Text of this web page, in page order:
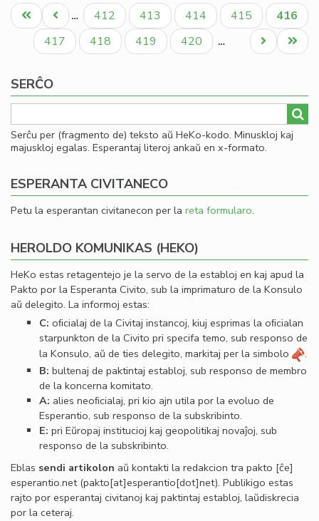
funebras
pri
Lee
Chong-
Pagination
Unua
paĝo
Antaŭa
paĝo
… Paĝo
412 Paĝo
413 Paĝo
414 Paĝo
415
Aktuala
paĝo
416
Paĝo
417 Paĝo
418 Paĝo
419 Paĝo
420 …
Last
page
Next
page
SERĈO
Serĉu per (fragmento de) teksto aŭ HeKo-kodo. Minuskloj kaj
majuskloj egalas. Esperantaj literoj ankaŭ en x-formato.
ESPERANTA CIVITANECO
Petu la esperantan civitanecon per la reta formularo.
HEROLDO KOMUNIKAS (HEKO)
HeKo estas retagentejo je la servo de la establoj en kaj apud la
Pakto por la Esperanta Civito, sub la imprimaturo de la Konsulo
aŭ delegito. La informoj estas:
C: oﬁcialaj de la Civitaj instancoj, kiuj esprimas la oﬁcialan
starpunkton de la Civito pri specifa temo, sub responso de
la Konsulo, aŭ de ties delegito, markitaj per la simbolo
.
B: bultenaj de paktintaj establoj, sub responso de membro
de la koncerna komitato.
A: alies neoﬁcialaj, pri kio ajn utila por la evoluo de
Esperantio, sub responso de la subskribinto.
E: pri Eŭropaj institucioj kaj geopolitikaj novaĵoj, sub
responso de la subskribinto.
Eblas sendi artikolon aŭ kontakti la redakcion tra pakto [ĉe]
esperantio.net(pakto[at]esperantio[dot]net). Publikigo estas
rajto por esperantaj civitanoj kaj paktintaj establoj, laŭdiskrecia
por la ceteraj.